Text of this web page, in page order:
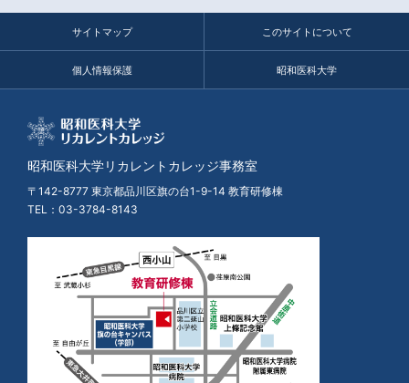
サイトマップ このサイトについて
個人情報保護 昭和医科大学
昭和医科大学リカレントカレッジ事務室
〒142-8777 東京都品川区旗の台1-9-14 教育研修棟
TEL： 03-3784-8143